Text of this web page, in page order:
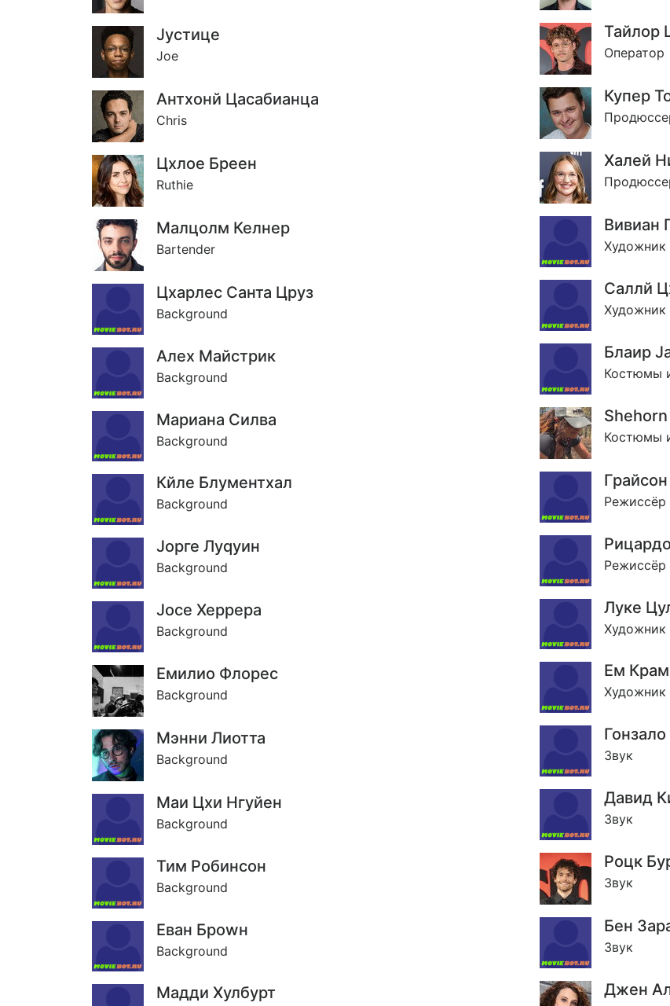
Jустице
Joe
Антхонй Цасабианца
Chris
Цхлое Бреен
Ruthie
Малцолм Келнер
Bartender
Цхарлес Санта Цруз
Background
Алеx Майстрик
Background
Мариана Силва
Background
Кйле Блументхал
Background
Jорге Луqуин
Background
Jосе Херрера
Background
Емилио Флорес
Background
Мэнни Лиотта
Background
Маи Цхи Нгуйен
Background
Тим Робинсон
Background
Еван Броwн
Background
Мадди Хулбурт
Тайлор
Оператор
Купер
Халей
Вивиан
Художник
Саллй
Художник
Блаир
Костюмы
Костюмы
Режиссёр
Режиссёр
Луке
Художник
Ем
Художник
Звук
Давид
Звук
Роцк
Звук
Бен
Звук
Джен